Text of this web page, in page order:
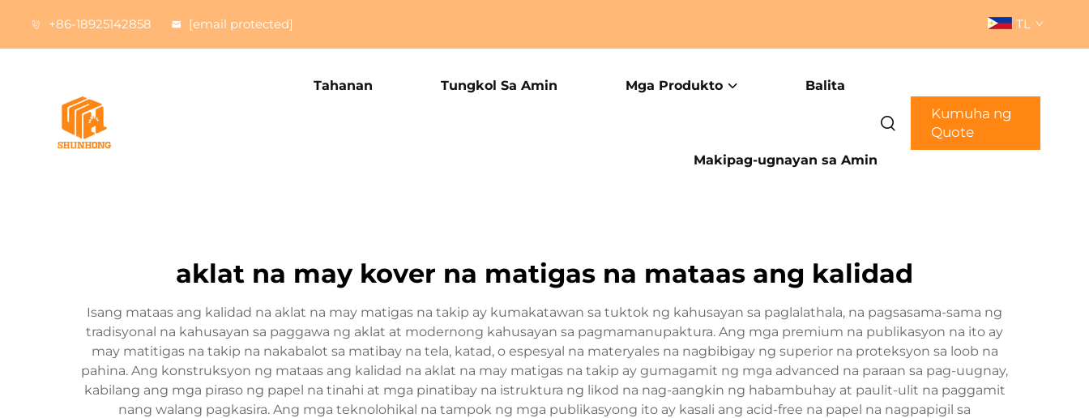
+86-18925142858 [email protected] TL
Tahanan Tungkol Sa Amin Mga Produkto Balita
Makipag-ugnayan sa Amin
Kumuha ng
Quote
aklat na may kover na matigas na mataas ang kalidad
Isang mataas ang kalidad na aklat na may matigas na takip ay kumakatawan sa tuktok ng kahusayan sa paglalathala, na pagsasama-sama ng
tradisyonal na kahusayan sa paggawa ng aklat at modernong kahusayan sa pagmamanupaktura. Ang mga premium na publikasyon na ito ay
may matitigas na takip na nakabalot sa matibay na tela, katad, o espesyal na materyales na nagbibigay ng superior na proteksyon sa loob na
pahina. Ang konstruksyon ng mataas ang kalidad na aklat na may matigas na takip ay gumagamit ng mga advanced na paraan sa pag-uugnay,
kabilang ang mga piraso ng papel na tinahi at mga pinatibay na istruktura ng likod na nag-aangkin ng habambuhay at paulit-ulit na paggamit
nang walang pagkasira. Ang mga teknolohikal na tampok ng mga publikasyong ito ay kasali ang acid-free na papel na nagpapigil sa